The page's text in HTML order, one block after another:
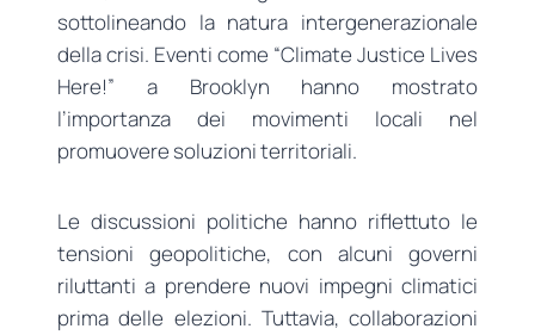
sottolineando la natura intergenerazionale
della crisi. Eventi come “Climate Justice Lives
Here!” a Brooklyn hanno mostrato
l’importanza dei movimenti locali nel
promuovere soluzioni territoriali.
Le discussioni politiche hanno riflettuto le
tensioni geopolitiche, con alcuni governi
riluttanti a prendere nuovi impegni climatici
prima delle elezioni. Tuttavia, collaborazioni